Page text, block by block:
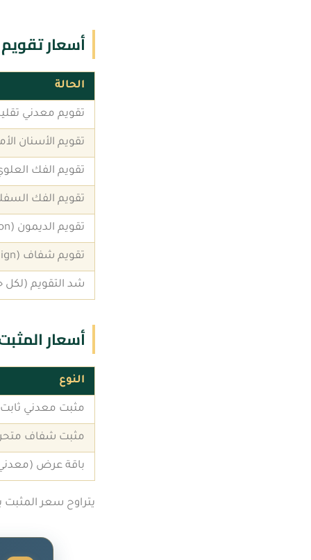
أسعار تقويم
الحالة
تقويم معدني
تقويم الأسنان
تقويم الفك
تقويم الفك
تقويم الديمون (Damon)
تقويم شفاف (Invisalign وأنواعه)
شد التقويم
أسعار
النوع
مثبت معدني ثابت
مثبت شفاف
باقة عرض
يتراوح سعر المثبت بشكل عام بين 250 و2,000